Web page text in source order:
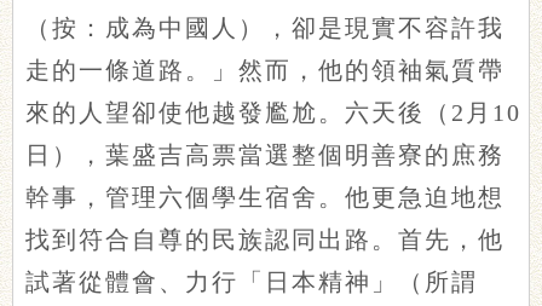
（按：成為中國人），卻是現實不容許我
走的一條道路。」然而，他的領袖氣質帶
來的人望卻使他越發尷尬。六天後（2月10
日），葉盛吉高票當選整個明善寮的庶務
幹事，管理六個學生宿舍。他更急迫地想
找到符合自尊的民族認同出路。首先，他
試著從體會、力行「日本精神」（所謂